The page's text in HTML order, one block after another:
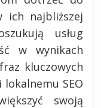
ich najbliższej
usług
w wynikach
kluczowych
SEO
swoją